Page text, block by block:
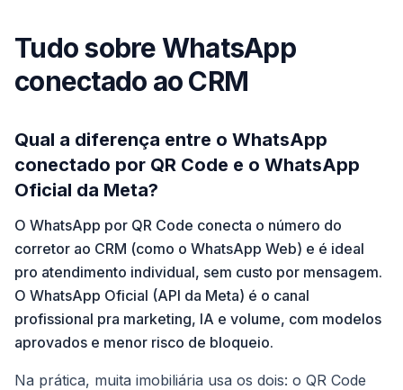
Tudo sobre WhatsApp
conectado ao CRM
Qual a diferença entre o WhatsApp
conectado por QR Code e o WhatsApp
Oficial da Meta?
O WhatsApp por QR Code conecta o número do
corretor ao CRM (como o WhatsApp Web) e é ideal
pro atendimento individual, sem custo por mensagem.
O WhatsApp Oficial (API da Meta) é o canal
profissional pra marketing, IA e volume, com modelos
aprovados e menor risco de bloqueio.
Na prática, muita imobiliária usa os dois: o QR Code